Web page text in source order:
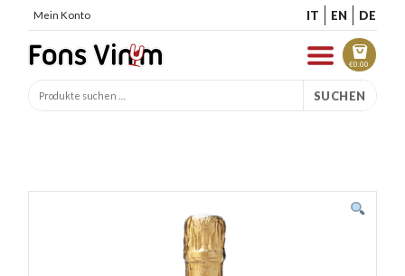
Mein Konto IT EN DE
€0.00
SUCHEN